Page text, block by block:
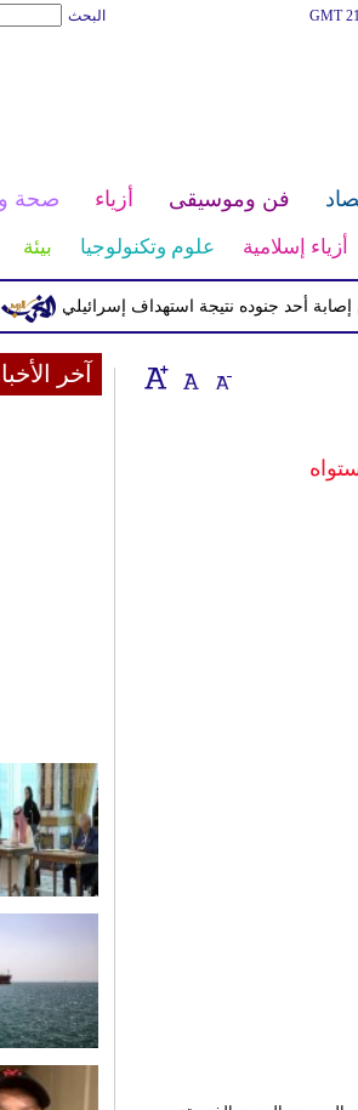
البحث
فن وموسيقى أزياء صحة
أزياء إسلامية علوم وتكنولوجيا بيئة
جنوده نتيجة استهداف إسرائيلي
آخر